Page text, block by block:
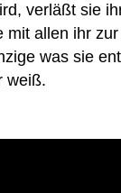
verläßt sie
allen ihr
was sie
weiß.